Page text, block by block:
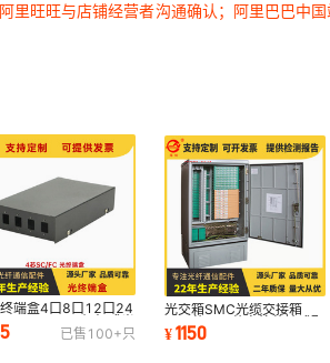
旺旺与店铺经营者沟通确认；阿里巴巴中
端盒4口8口12口24
SC/LC/FC机架式光
光纤接头盒
已售 100+只
光交箱SMC光缆交接箱
144芯288芯室外落地式配
线架光纤机架式
¥1150